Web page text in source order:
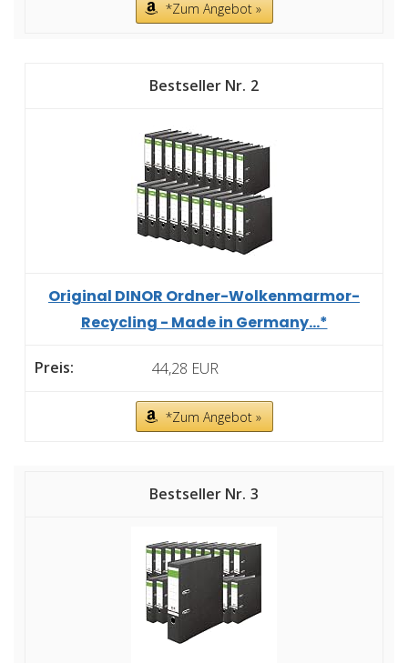
*Zum Angebot »
2
Original DINOR Ordner-Wolkenmarmor-
Recycling - Made in Germany...*
44,28 EUR
*Zum Angebot »
3